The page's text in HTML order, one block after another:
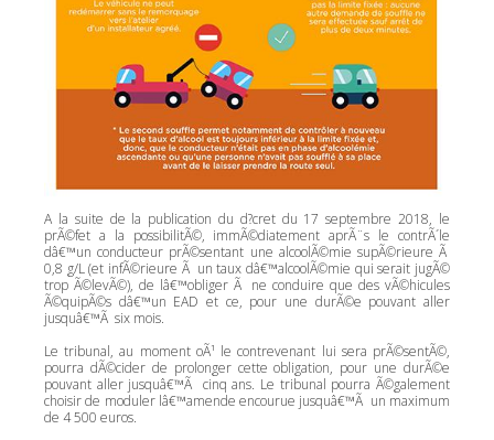
A la suite de la publication du d?cret du 17 septembre 2018, le
prÃ©fet a la possibilitÃ©, immÃ©diatement aprÃ¨s le contrÃ´le
dâ€™un conducteur prÃ©sentant une alcoolÃ©mie supÃ©rieure Ã
0,8 g/L (et infÃ©rieure Ã un taux dâ€™alcoolÃ©mie qui serait jugÃ©
trop Ã©levÃ©), de lâ€™obliger Ã ne conduire que des vÃ©hicules
Ã©quipÃ©s dâ€™un EAD et ce, pour une durÃ©e pouvant aller
jusquâ€™Ã six mois.
Le tribunal, au moment oÃ¹ le contrevenant lui sera prÃ©sentÃ©,
pourra dÃ©cider de prolonger cette obligation, pour une durÃ©e
pouvant aller jusquâ€™Ã cinq ans. Le tribunal pourra Ã©galement
choisir de moduler lâ€™amende encourue jusquâ€™Ã un maximum
de 4 500 euros.